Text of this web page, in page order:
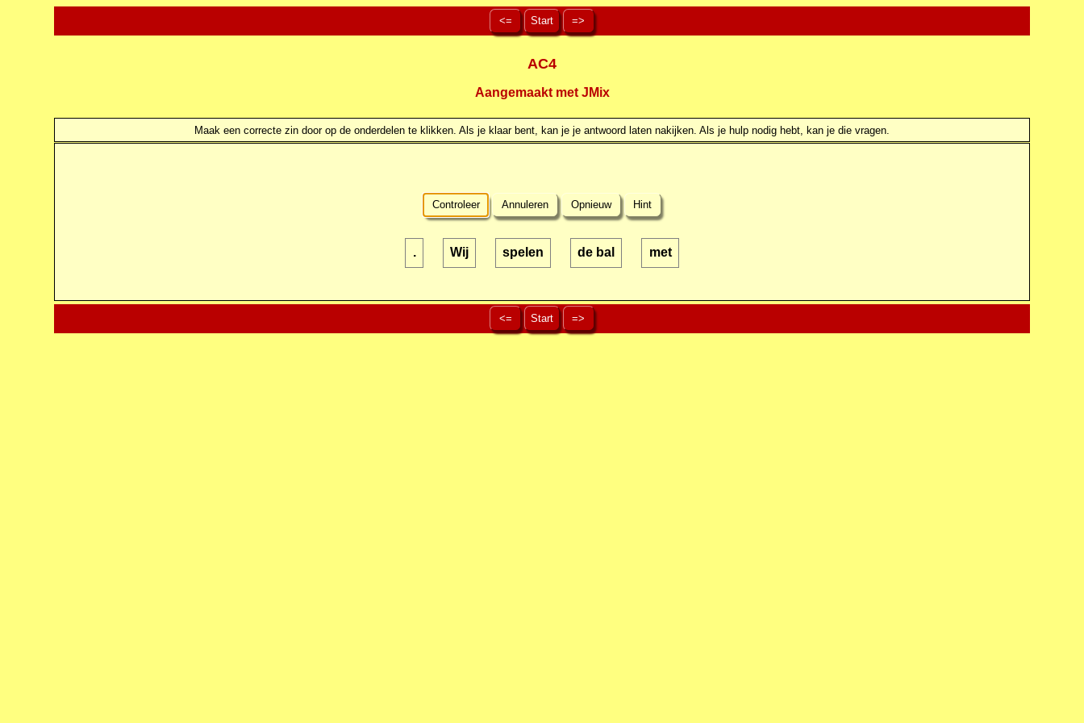
<= Start =>
AC4
Aangemaakt met JMix
Maak een correcte zin door op de onderdelen te klikken. Als je klaar bent, kan je je antwoord laten nakijken. Als je hulp nodig hebt, kan je die vragen.
Controleer Annuleren Opnieuw Hint
. Wij spelen de bal met
<= Start =>